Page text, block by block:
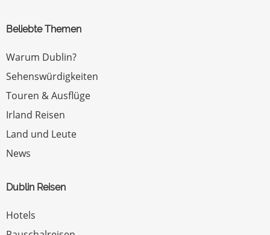
Beliebte Themen
Warum Dublin?
Sehenswürdigkeiten
Touren & Ausflüge
Irland Reisen
Land und Leute
News
Dublin Reisen
Hotels